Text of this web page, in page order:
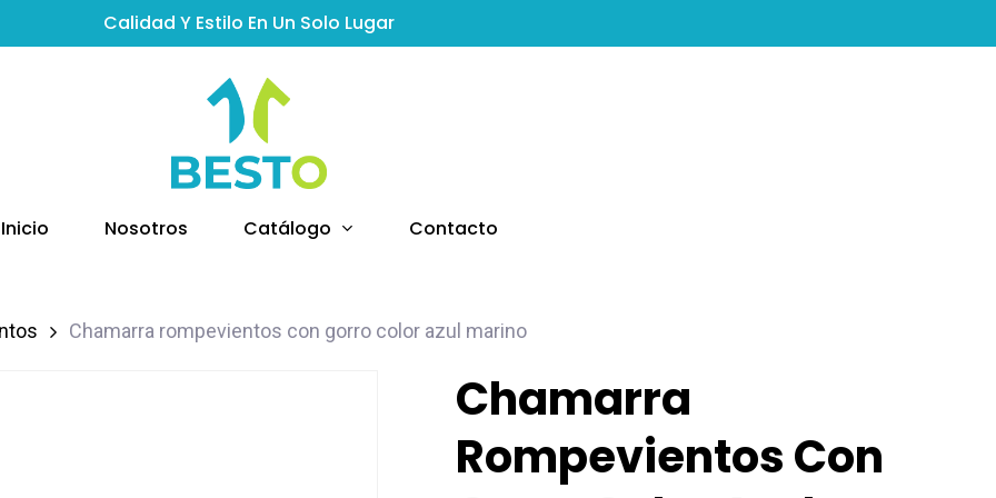
Calidad Y Estilo En Un Solo Lugar
Inicio Nosotros Catálogo Contacto
Chamarra rompevientos con gorro color azul marino
Chamarra
Rompevientos Con